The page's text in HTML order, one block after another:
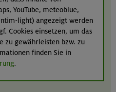
YouTube, meteoblue,
light) angezeigt werden
Cookies einsetzen, um das
zu gewährleisten bzw. zu
finden Sie in
.